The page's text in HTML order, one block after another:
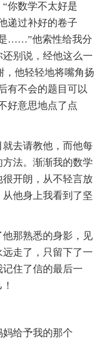
数学不太好是
递过补好的卷子
……”他索性给我分
别说，经他这么一
，他轻轻地将嘴角扬
有不会的题目可以
好意思地点了点
去请教他，而他每
法。渐渐我的数学
开朗，从不轻言放
他身上我看到了坚
那熟悉的身影，见
走了，只留下了一
住了信的最后一
给予我的那个